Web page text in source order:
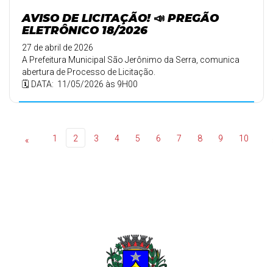
AVISO DE LICITAÇÃO! 📣 PREGÃO
ELETRÔNICO 18/2026
27 de abril de 2026
A Prefeitura Municipal São Jerônimo da Serra, comunica
abertura de Processo de Licitação.
🗓️ DATA: 11/05/2026 às 9H00
« 1 2 3 4 5 6 7 8 9 10